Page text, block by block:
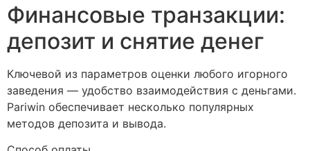
Финансовые транзакции:
депозит и снятие денег
Ключевой из параметров оценки любого игорного
заведения — удобство взаимодействия с деньгами.
Pariwin обеспечивает несколько популярных
методов депозита и вывода.